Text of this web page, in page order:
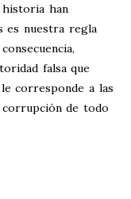
han
es nuestra regla
falsa que
corresponde a las
de todo